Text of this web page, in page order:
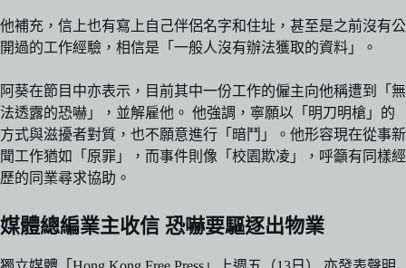
他補充，信上也有寫上自己伴侶名字和住址，甚至是之前沒有公
開過的工作經驗，相信是「一般人沒有辦法獲取的資料」。
阿葵在節目中亦表示，目前其中一份工作的僱主向他稱遭到「無
法透露的恐嚇」，並解雇他。 他強調，寧願以「明刀明槍」的
方式與滋擾者對質，也不願意進行「暗鬥」。他形容現在從事新
聞工作猶如「原罪」，而事件則像「校園欺凌」，呼籲有同樣經
歷的同業尋求協助。
媒體總編業主收信 恐嚇要驅逐出物業